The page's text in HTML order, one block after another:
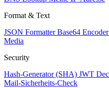
Format & Text
JSON FormatterBase64
Media
Security
Hash-Generator (SHA) JWT
Mail-Sicherheits-Check